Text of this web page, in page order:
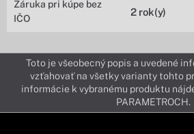
Záruka pri kúpe bez
IČO
2 rok(y)
Toto je všeobecný popis a uvedené
vzťahovať na všetky varianty tohto
informácie k vybranému produktu
PARAMETROCH.